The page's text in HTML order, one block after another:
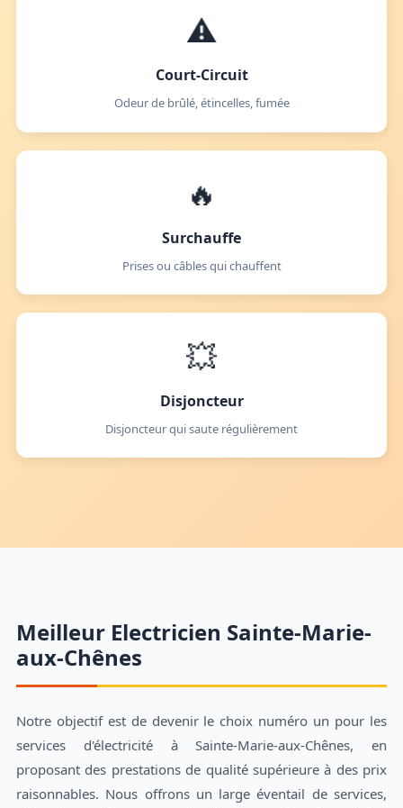
⚠️
Court-Circuit
Odeur de brûlé, étincelles, fumée
🔥
Surchauffe
Prises ou câbles qui chauffent
💥
Disjoncteur
Disjoncteur qui saute régulièrement
Meilleur Electricien Sainte-Marie-
aux-Chênes
Notre objectif est de devenir le choix numéro un pour les
services d'électricité à Sainte-Marie-aux-Chênes, en
proposant des prestations de qualité supérieure à des prix
raisonnables. Nous offrons un large éventail de services,